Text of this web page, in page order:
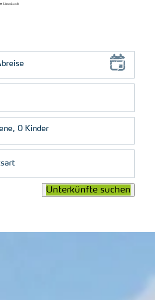
Unterkunft
Unterkünfte suchen